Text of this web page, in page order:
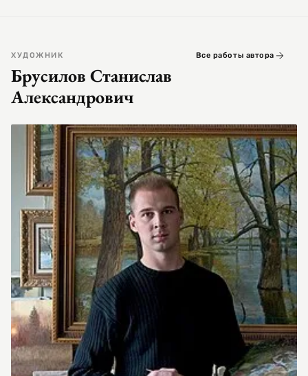
ХУДОЖНИК
Брусилов Станислав
Александрович
Все работы автора